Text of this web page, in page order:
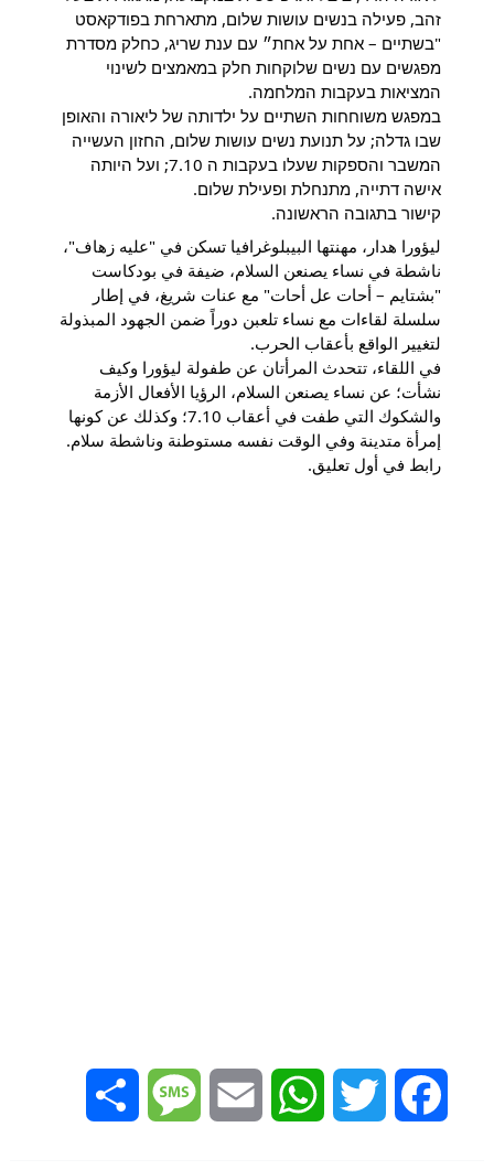
זהב, פעילה בנשים עושות שלום, מתארחת בפודקאסט
"בשתיים – אחת על אחת״ עם ענת שריג, כחלק מסדרת
מפגשים עם נשים שלוקחות חלק במאמצים לשינוי
המציאות בעקבות המלחמה.
במפגש משוחחות השתיים על ילדותה של ליאורה והאופן
שבו גדלה; על תנועת נשים עושות שלום, החזון העשייה
המשבר והספקות שעלו בעקבות ה 7.10; ועל היותה
אישה דתייה, מתנחלת ופעילת שלום.
קישור בתגובה הראשונה.
ليؤورا هدار، مهنتها البيبلوغرافيا تسكن في "عليه زهاف"،
ناشطة في نساء يصنعن السلام، ضيفة في بودكاست
"بشتايم – أحات عل أحات" مع عنات شريغ، في إطار
سلسلة لقاءات مع نساء تلعبن دوراً ضمن الجهود المبذولة
لتغيير الواقع بأعقاب الحرب.
في اللقاء، تتحدث المرأتان عن طفولة ليؤورا وكيف
نشأت؛ عن نساء يصنعن السلام، الرؤيا الأفعال الأزمة
والشكوك التي طفت في أعقاب 7.10؛ وكذلك عن كونها
إمرأة متدينة وفي الوقت نفسه مستوطنة وناشطة سلام.
رابط في أول تعليق.
Facebook
Twitter
WhatsApp
Email
Message